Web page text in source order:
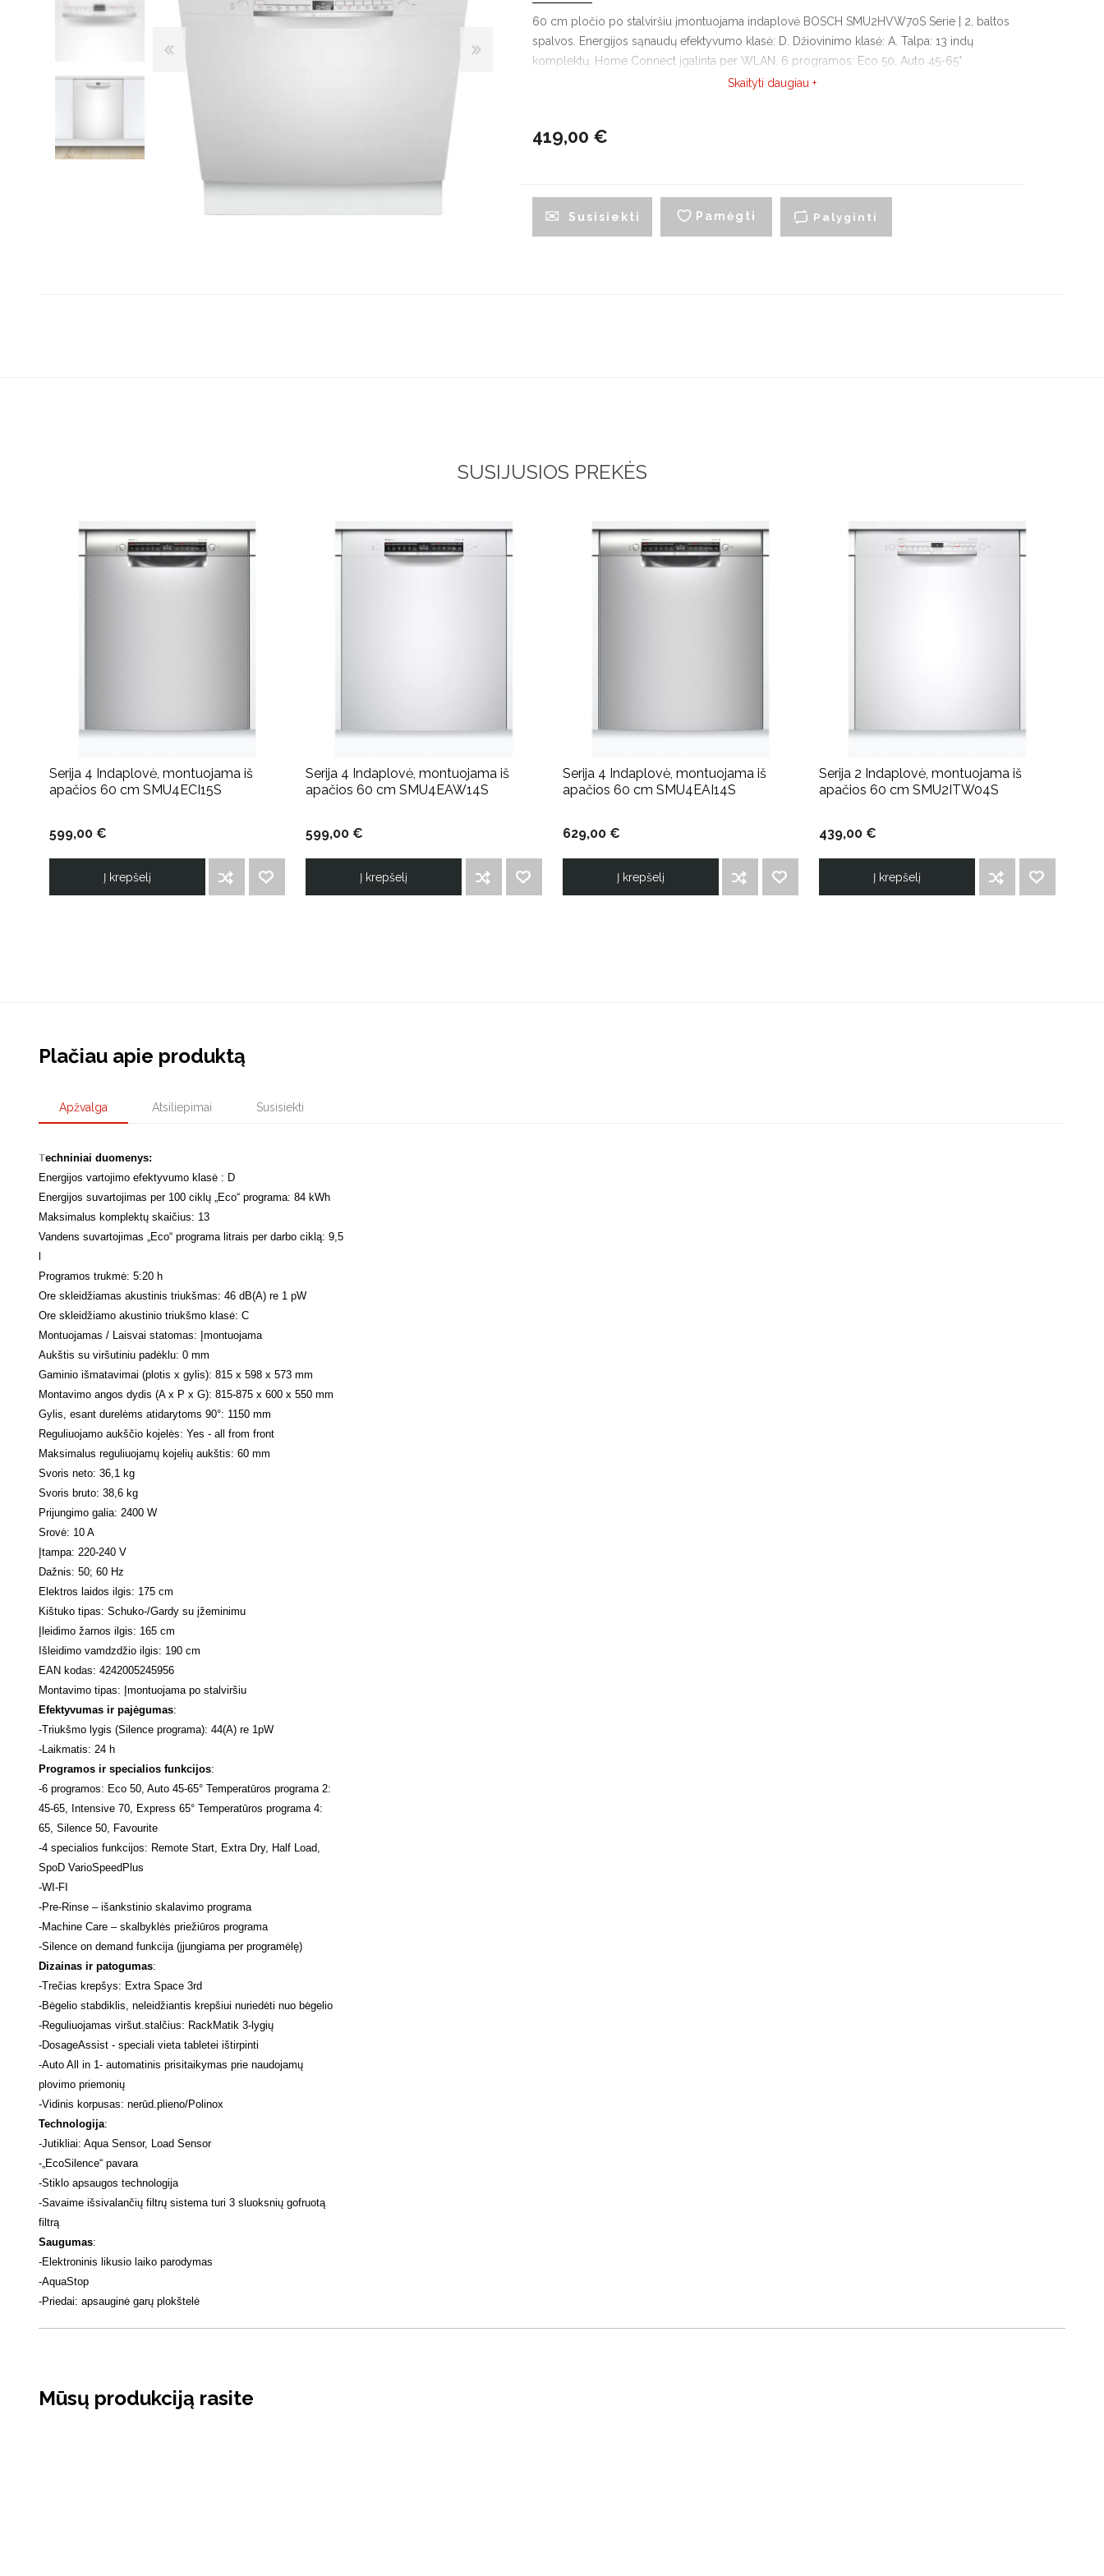
Belaidžiai dulkių siurbliai-
Dulkių siurblių priedai
Džiovyklės Vyno šaldytuvai
Įmontuojami vyno
Smulki virtuvės technika
Plautuvės
Liebherr
Blendtec
Kamado Bono
Siemens
Silverline
Scanberg
60 cm pločio po stalviršiu įmontuojama indaplovė BOSCH SMU2HVW70S Serie | 2, baltos
spalvos. Energijos sąnaudų efektyvumo klasė: D. Džiovinimo klasė: A. Talpa: 13 indų
komplektų. Home Connect įgalinta per WLAN. 6 programos: Eco 50, Auto 45-65°
Temperatūros programa 2: 45-65, Intensive 70, Express 65° Temperatūros programa 4: 65,
Skaityti daugiau +
419,00 €
Pamėgti
Susisiekti Palyginti
SUSIJUSIOS PREKĖS
Serija 4 Indaplovė, montuojama iš
apačios 60 cm SMU4ECI15S
599,00 €
Į krepšelį
Serija 4 Indaplovė, montuojama iš
apačios 60 cm SMU4EAW14S
599,00 €
Į krepšelį
Serija 4 Indaplovė, montuojama iš
apačios 60 cm SMU4EAI14S
629,00 €
Į krepšelį
Serija 2 Indaplovė, montuojama iš
apačios 60 cm SMU2ITW04S
439,00 €
Į krepšelį
Plačiau apie produktą
Apžvalga Atsiliepimai Susisiekti
Techniniai duomenys:
Energijos vartojimo efektyvumo klasė : D
Energijos suvartojimas per 100 ciklų „Eco“ programa: 84 kWh
Maksimalus komplektų skaičius: 13
Vandens suvartojimas „Eco“ programa litrais per darbo ciklą: 9,5
Programos trukmė: 5:20 h
Ore skleidžiamas akustinis triukšmas: 46 dB(A) re 1 pW
Ore skleidžiamo akustinio triukšmo klasė: C
Montuojamas / Laisvai statomas: Įmontuojama
Aukštis su viršutiniu padėklu: 0 mm
Gaminio išmatavimai (plotis x gylis): 815 x 598 x 573 mm
Montavimo angos dydis (A x P x G): 815-875 x 600 x 550 mm
Gylis, esant durelėms atidarytoms 90°: 1150 mm
Reguliuojamo aukščio kojelės: Yes - all from front
Maksimalus reguliuojamų kojelių aukštis: 60 mm
Svoris neto: 36,1 kg
Svoris bruto: 38,6 kg
Prijungimo galia: 2400 W
Srovė: 10 A
Įtampa: 220-240 V
Dažnis: 50; 60 Hz
Elektros laidos ilgis: 175 cm
Kištuko tipas: Schuko-/Gardy su įžeminimu
Įleidimo žarnos ilgis: 165 cm
Išleidimo vamdzdžio ilgis: 190 cm
EAN kodas: 4242005245956
Montavimo tipas: Įmontuojama po stalviršiu
Efektyvumas ir pajėgumas:
-Triukšmo lygis (Silence programa): 44(A) re 1pW
- Laikmatis: 24 h
Programos ir specialios funkcijos:
-6 programos: Eco 50, Auto 45-65° Temperatūros programa 2:
45-65, Intensive 70, Express 65° Temperatūros programa 4:
65, Silence 50, Favourite
-4 specialios funkcijos: Remote Start, Extra Dry, Half Load,
SpoD VarioSpeedPlus
-WI-FI
-Pre-Rinse – išankstinio skalavimo programa
-Machine Care – skalbyklės priežiūros programa
-Silence on demand funkcija (įjungiama per programėlę)
Dizainas ir patogumas:
-Trečias krepšys: Extra Space 3rd
-Bėgelio stabdiklis, neleidžiantis krepšiui nuriedėti nuo bėgelio
-Reguliuojamas viršut.stalčius: RackMatik 3-lygių
-DosageAssist - speciali vieta tabletei ištirpinti
-Auto All in 1- automatinis prisitaikymas prie naudojamų
plovimo priemonių
-Vidinis korpusas: nerūd.plieno/Polinox
Technologija:
-Jutikliai: Aqua Sensor, Load Sensor
- „EcoSilence“ pavara
-Stiklo apsaugos technologija
-Savaime išsivalančių filtrų sistema turi 3 sluoksnių gofruotą
filtrą
Saugumas:
-Elektroninis likusio laiko parodymas
-AquaStop
-Priedai: apsauginė garų plokštelė
Mūsų produkciją rasite